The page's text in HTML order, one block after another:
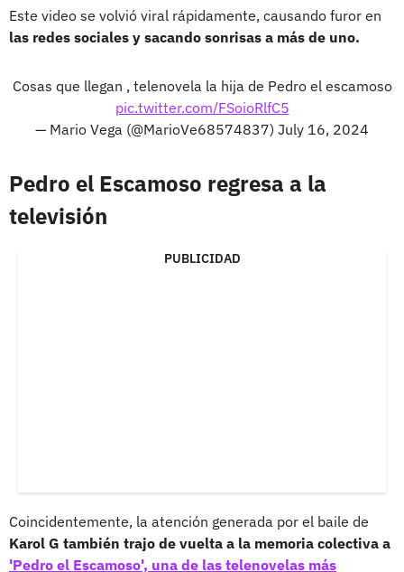
Este video se volvió viral rápidamente, causando furor en
las redes sociales y sacando sonrisas a más de uno.
Cosas que llegan , telenovela la hija de Pedro el escamoso
pic.twitter.com/FSoioRlfC5
— Mario Vega (@MarioVe68574837) July 16, 2024
Pedro el Escamoso regresa a la
televisión
PUBLICIDAD
Coincidentemente, la atención generada por el baile de
Karol G también trajo de vuelta a la memoria colectiva a
'Pedro el Escamoso', una de las telenovelas más